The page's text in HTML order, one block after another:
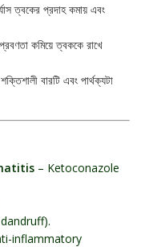
ত্বকের প্রদাহ কমায় এবং
কমিয়ে ত্বককে রাখে
বারটি এবং পার্থক্যটা
– Ketoconazole
inflammatory